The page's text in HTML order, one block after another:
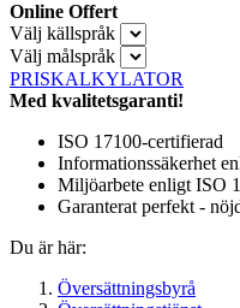
Online Offert
Välj källspråk
Välj målspråk
PRISKALKYLATOR
Med kvalitetsgaranti!
ISO 17100-certifierad
Informationssäkerhet
Miljöarbete enligt ISO
Garanterat perfekt -
Du är här:
Översättningsbyrå